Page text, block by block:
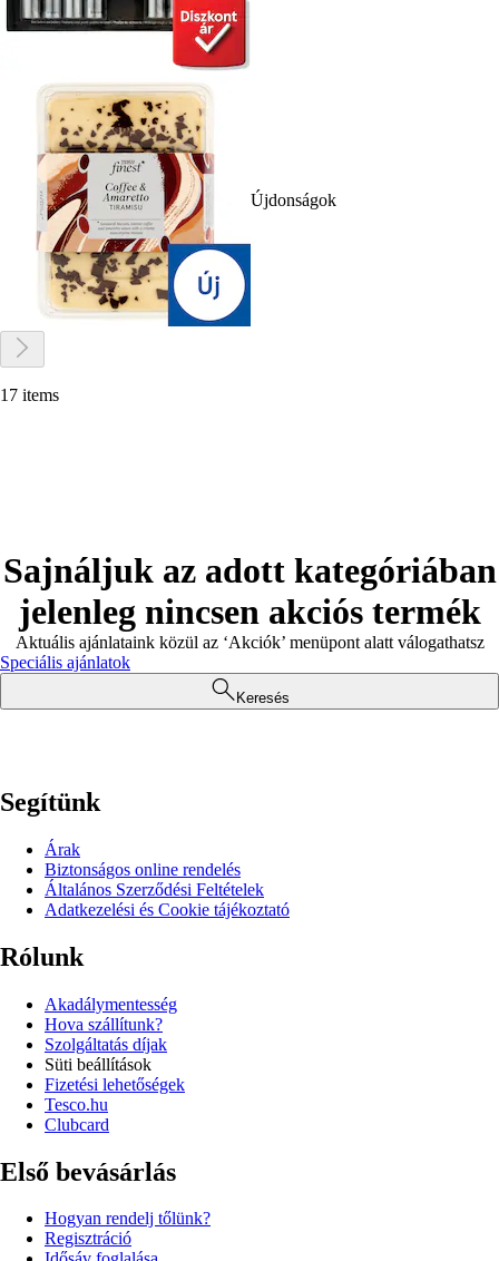
Újdonságok
17 items
Sajnáljuk az adott kategóriában
jelenleg nincsen akciós termék
Aktuális ajánlataink közül az ‘Akciók’ menüpont alatt válogathatsz
Speciális ajánlatok
Keresés
Segítünk
Árak
Biztonságos online rendelés
Általános Szerződési Feltételek
Adatkezelési és Cookie tájékoztató
Rólunk
Akadálymentesség
Hova szállítunk?
Szolgáltatás díjak
Süti beállítások
Fizetési lehetőségek
Tesco.hu
Clubcard
Első bevásárlás
Hogyan rendelj tőlünk?
Regisztráció